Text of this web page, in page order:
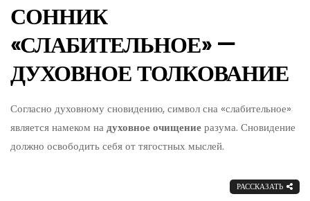
СОННИК
«СЛАБИТЕЛЬНОЕ» —
ДУХОВНОЕ ТОЛКОВАНИЕ
Согласно духовному сновидению, символ сна «слабительное»
является намеком надуховное очищениеразума. Сновидение
должно освободить себя от тягостных мыслей.
РАССКАЗАТЬ